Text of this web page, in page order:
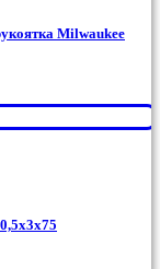
Milwaukee